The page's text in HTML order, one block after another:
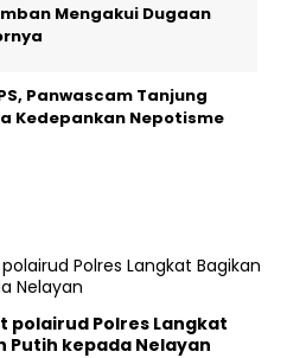
Mengakui Dugaan
Panwascam Tanjung
Kedepankan Nepotisme
polairud Polres Langkat
Putih kepada Nelayan